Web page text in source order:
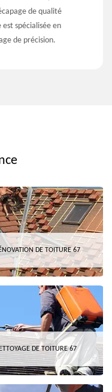
de qualité
spécialisée en
de précision.
DE TOITURE 67
DE TOITURE 67